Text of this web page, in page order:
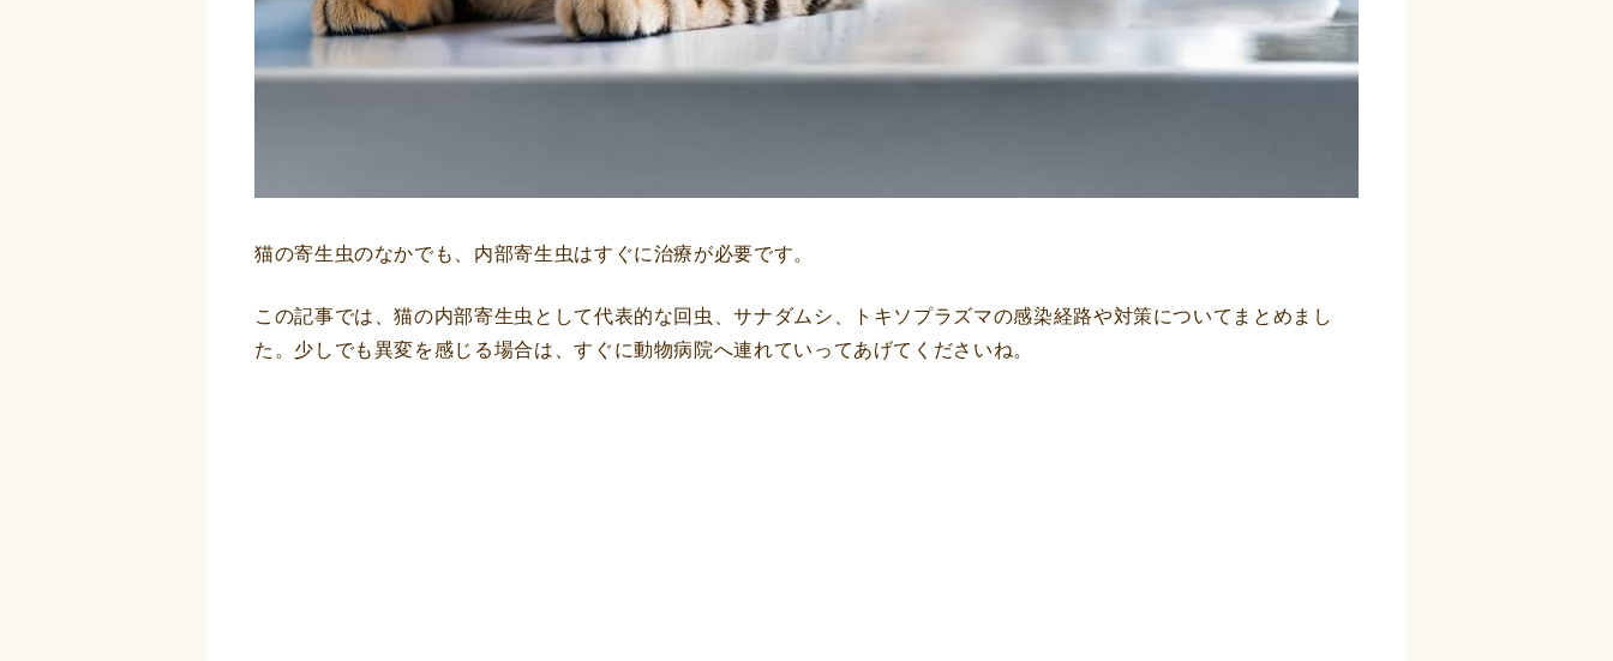
猫の寄生虫のなかでも、内部寄生虫はすぐに治療が必要です。
この記事では、猫の内部寄生虫として代表的な回虫、サナダムシ、トキソプラズマの感染経路や対策についてまとめまし
た。少しでも異変を感じる場合は、すぐに動物病院へ連れていってあげてくださいね。